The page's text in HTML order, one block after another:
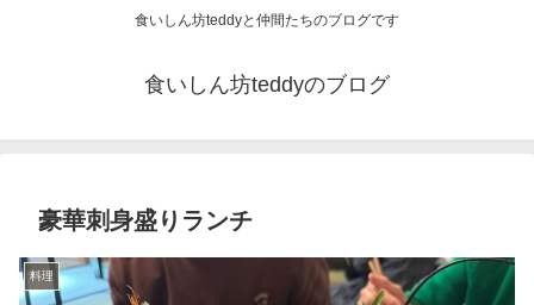
食いしん坊teddyと仲間たちのブログです
食いしん坊teddyのブログ
豪華刺身盛りランチ
料理